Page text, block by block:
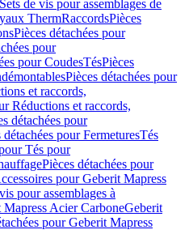
Sets de vis pour assemblages de
ThermRaccordsPièces
Pièces détachées pour
pour
pour CoudesTésPièces
Pièces détachées pour
et raccords,
Réductions et raccords,
détachées pour
détachées pour FermeturesTés
Tés pour
Pièces détachées pour
pour Geberit Mapress
pour assemblages à
Mapress Acier CarboneGeberit
pour Geberit Mapress